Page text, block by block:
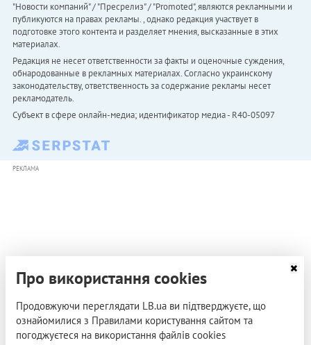
"Новости компаний" / "Пресрелиз" / "Promoted", являются рекламными и
публикуются на правах рекламы. , однако редакция участвует в
подготовке этого контента и разделяет мнения, высказанные в этих
материалах.
Редакция не несет ответственности за факты и оценочные суждения,
обнародованные в рекламных материалах. Согласно украинскому
законодательству, ответственность за содержание рекламы несет
рекламодатель.
Субъект в сфере онлайн-медиа; идентификатор медиа - R40-05097
РЕКЛАМА
Про використання cookies
Продовжуючи переглядати LB.ua ви підтверджуєте, що
ознайомилися з Правилами користування сайтом та
погоджуєтеся на використання файлів cookies